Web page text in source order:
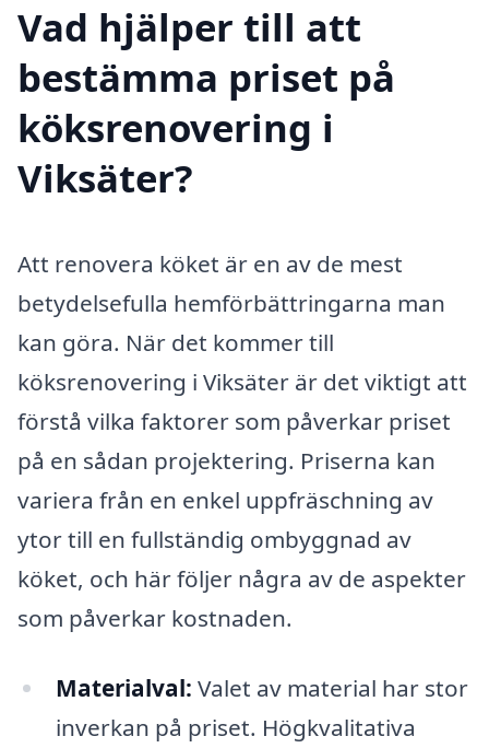
Vad hjälper till att
bestämma priset på
köksrenovering i
Viksäter?
Att renovera köket är en av de mest
betydelsefulla hemförbättringarna man
kan göra. När det kommer till
köksrenovering i Viksäter är det viktigt att
förstå vilka faktorer som påverkar priset
på en sådan projektering. Priserna kan
variera från en enkel uppfräschning av
ytor till en fullständig ombyggnad av
köket, och här följer några av de aspekter
som påverkar kostnaden.
Materialval: Valet av material har stor
inverkan på priset. Högkvalitativa